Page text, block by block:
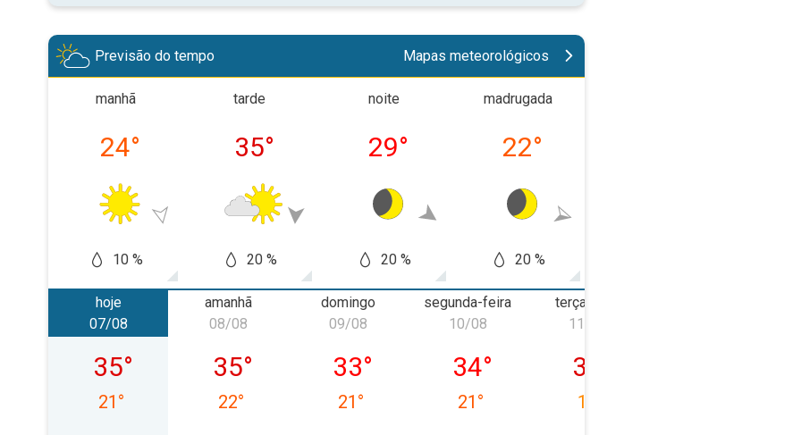
Previsão do tempo Mapas meteorológicos
manhã
24°
10 %
tarde
35°
20 %
noite
29°
20 %
madrugada
22°
20 %
hoje
sexta-feira, 07/08
07/08
35°
21 °
amanhã
sábado, 08/08
08/08
35°
22°
domingo
domingo, 09/08
09/08
33°
21 °
segunda-feira
segunda-feira, 10/08
10/08
34°
21 °
terça-feira
11/08
36
19